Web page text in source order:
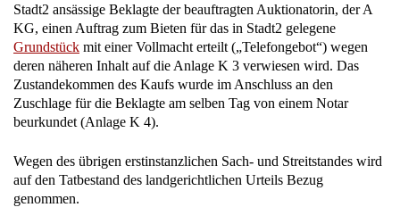
Stadt2 ansässige Beklagte der beauftragten Auktionatorin, der A
KG, einen Auftrag zum Bieten für das in Stadt2 gelegene
Grundstück mit einer Vollmacht erteilt („Telefongebot“) wegen
deren näheren Inhalt auf die Anlage K 3 verwiesen wird. Das
Zustandekommen des Kaufs wurde im Anschluss an den
Zuschlage für die Beklagte am selben Tag von einem Notar
beurkundet (Anlage K 4).
Wegen des übrigen erstinstanzlichen Sach- und Streitstandes wird
auf den Tatbestand des landgerichtlichen Urteils Bezug
genommen.